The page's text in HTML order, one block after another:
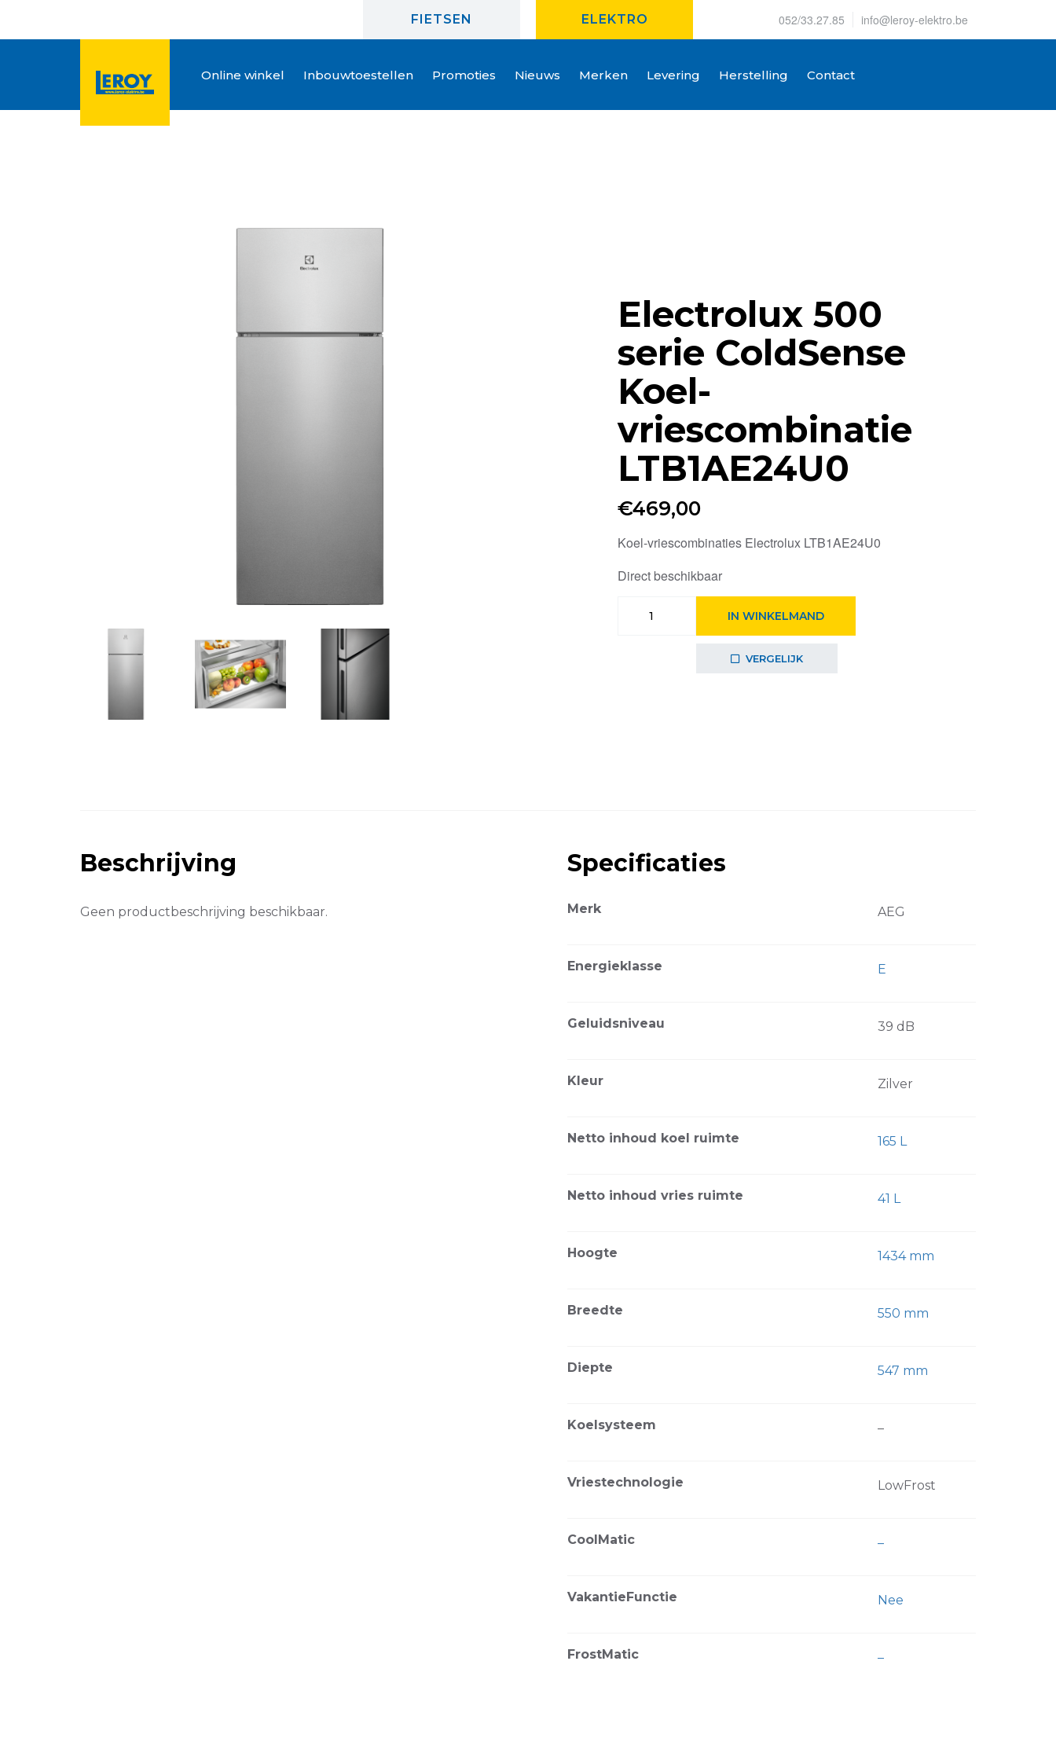
FIETSEN ELEKTRO 052/33.27.85 info@leroy-elektro.be
Online winkel Inbouwtoestellen Promoties Nieuws Merken Levering Herstelling Contact
Electrolux 500
serie ColdSense
Koel-
vriescombinatie
LTB1AE24U0
€469,00
Koel-vriescombinaties Electrolux LTB1AE24U0
Direct beschikbaar
IN WINKELMAND
VERGELIJK
Beschrijving
Geen productbeschrijving beschikbaar.
Specificaties
Merk AEG
Energieklasse E
Geluidsniveau 39 dB
Kleur Zilver
Netto inhoud koel ruimte 165 L
Netto inhoud vries ruimte 41 L
Hoogte 1434 mm
Breedte 550 mm
Diepte 547 mm
Koelsysteem –
Vriestechnologie LowFrost
CoolMatic –
VakantieFunctie Nee
FrostMatic –